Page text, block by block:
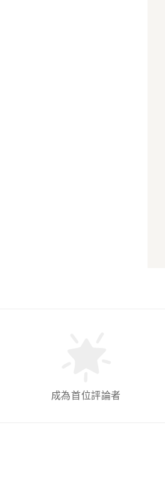
成為首位評論者